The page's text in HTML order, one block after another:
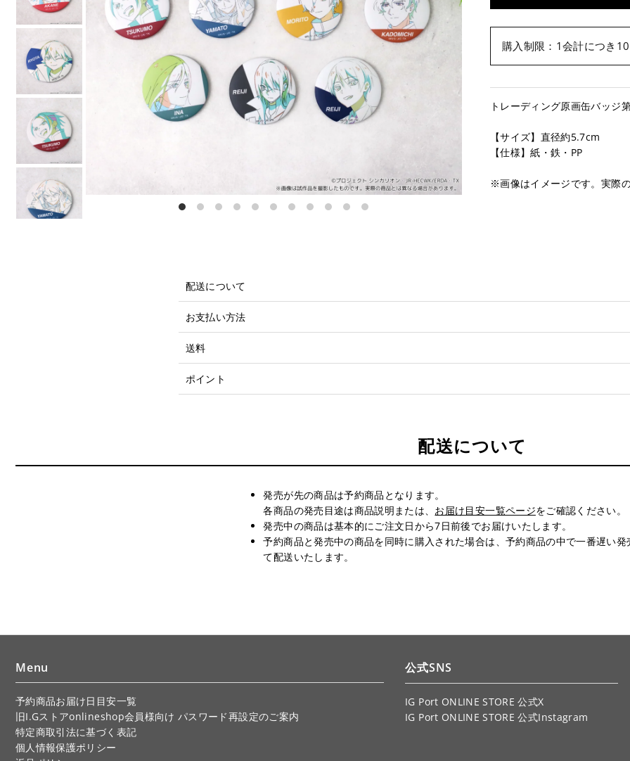
購入制限：1会計につき
トレーディング原画缶バッジ
【サイズ】直径約5.7cm
【仕様】紙・鉄・PP
※画像はイメージです。実際
配送について
お支払い方法
送料
ポイント
配送について
発売が先の商品は予約商品となります。
各商品の発売目途は商品説明または、 お届け目安一覧ページをご確認ください。
発売中の商品は基本的にご注文日から7日前後でお届けいたします。
予約商品と発売中の商品を同時に購入された場合は、予約商品の中で一番遅い発
て配送いたします。
Menu
予約商品お届け日目安一覧
旧I.Gストアonlineshop会員様向け パスワード再設定のご案内
特定商取引法に基づく表記
個人情報保護ポリシー
公式SNS
IG Port ONLINE STORE 公式X
IG Port ONLINE STORE 公式Instagram